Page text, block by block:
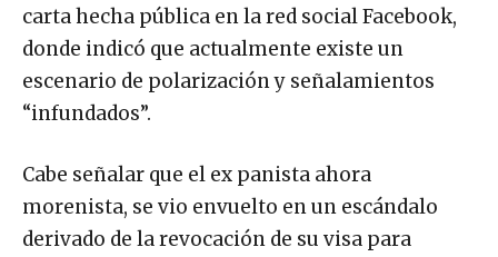
carta hecha pública en la red social Facebook,
donde indicó que actualmente existe un
escenario de polarización y señalamientos
“infundados”.
Cabe señalar que el ex panista ahora
morenista, se vio envuelto en un escándalo
derivado de la revocación de su visa para